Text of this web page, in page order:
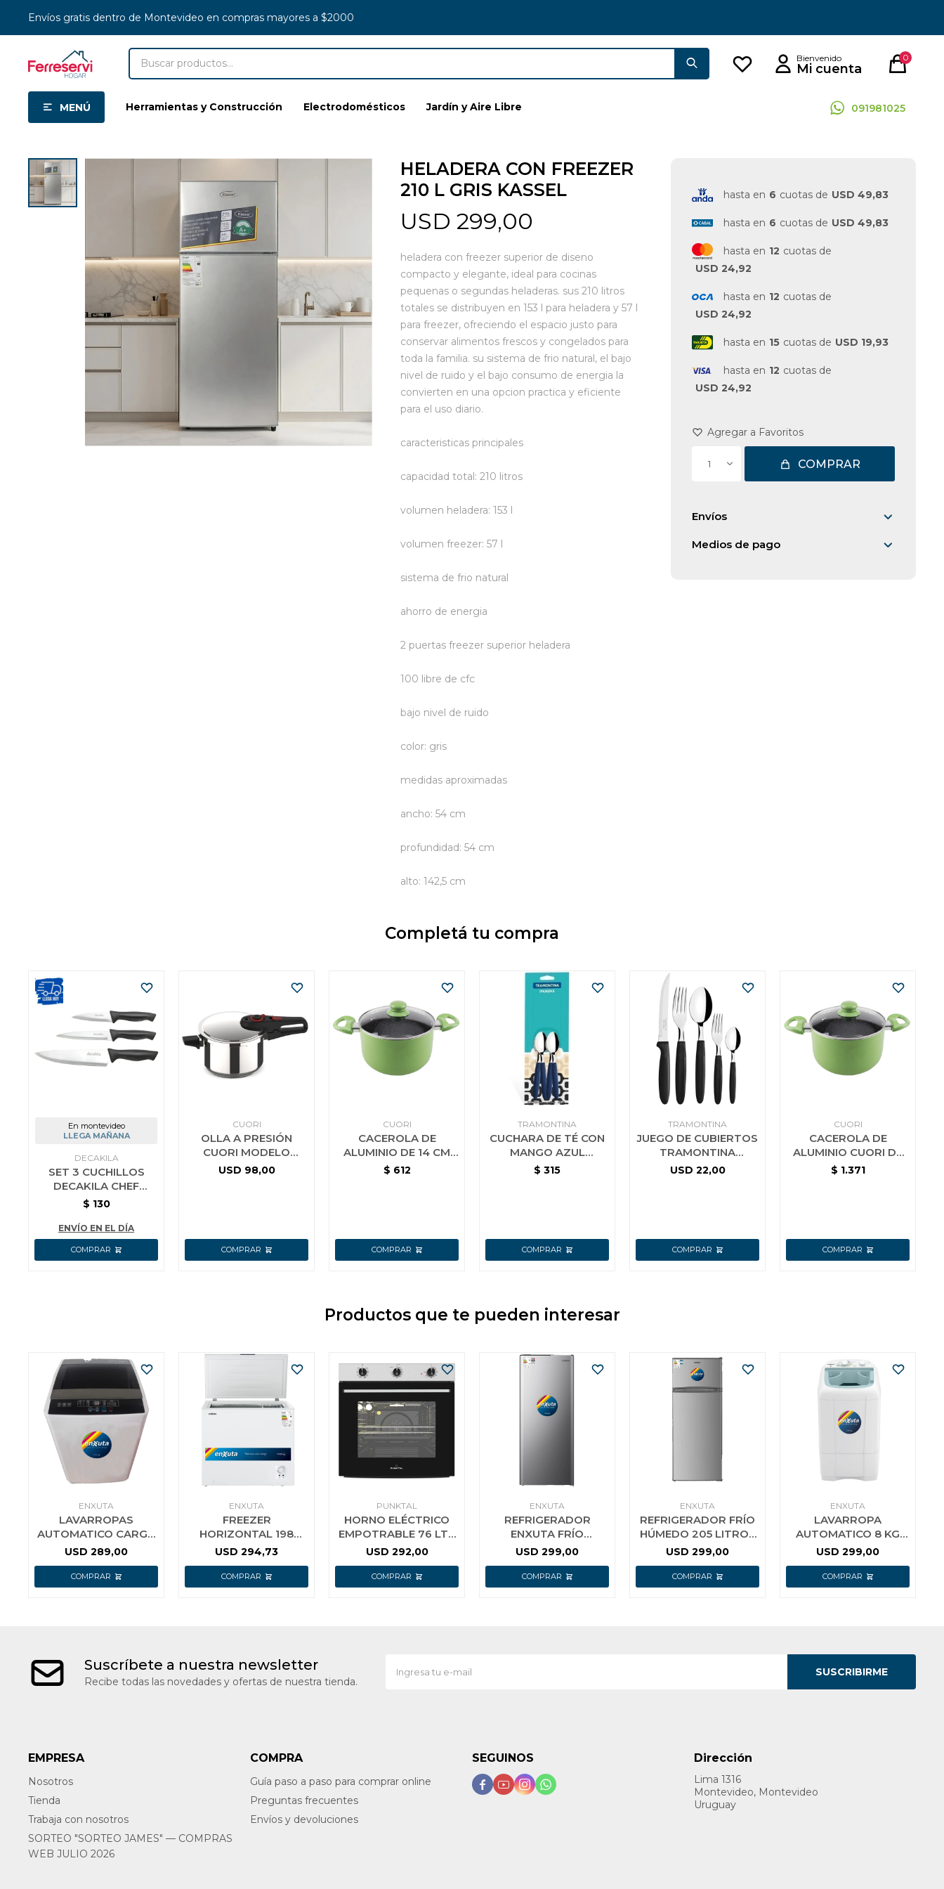
MENÚ Herramientas y Construcción Electrodomésticos Jardín y Aire Libre 091981025
0
Envíos gratis dentro de Montevideo en compras mayores a $2000
HELADERA CON FREEZER
210 L GRIS KASSEL
USD 299,00
heladera con freezer superior de diseno
compacto y elegante, ideal para cocinas
pequenas o segundas heladeras. sus 210 litros
totales se distribuyen en 153 l para heladera y 57 l
para freezer, ofreciendo el espacio justo para
conservar alimentos frescos y congelados para
toda la familia. su sistema de frio natural, el bajo
nivel de ruido y el bajo consumo de energia la
convierten en una opcion practica y eficiente
para el uso diario.
caracteristicas principales
capacidad total: 210 litros
volumen heladera: 153 l
volumen freezer: 57 l
sistema de frio natural
ahorro de energia
2 puertas freezer superior heladera
100 libre de cfc
bajo nivel de ruido
color: gris
medidas aproximadas
ancho: 54 cm
profundidad: 54 cm
alto: 142,5 cm
hasta en 6 cuotas de USD 49,83
hasta en 6 cuotas de USD 49,83
hasta en 12 cuotas de
USD 24,92
hasta en 12 cuotas de
USD 24,92
hasta en 15 cuotas de USD 19,93
hasta en 12 cuotas de
USD 24,92
1 COMPRAR
Envíos
Medios de pago
Completá tu compra
En montevideo
LLEGA MAÑANA
DECAKILA
SET 3 CUCHILLOS
DECAKILA CHEF
COCINA MANGO
$ 130
ENVÍO EN EL DÍA
CUORI
OLLA A PRESIÓN
CUORI MODELO
RAPID-7
USD 98,00
CUORI
CACEROLA DE
ALUMINIO DE 14 CM
CON INTERIOR
$ 612
TRAMONTINA
CUCHARA DE TÉ CON
MANGO AZUL
TRAMONTINA
$ 315
TRAMONTINA
JUEGO DE CUBIERTOS
TRAMONTINA
IPANEMA 30 PZAS
USD 22,00
CUORI
CACEROLA DE
ALUMINIO CUORI DE
24 CM CON INTERIOR
$ 1.371
Productos que te pueden interesar
ENXUTA
LAVARROPAS
AUTOMATICO CARGA
SUPERIOR 7 KG
USD 289,00
ENXUTA
FREEZER
HORIZONTAL 198
LITROS ENXUTA
USD 294,73
PUNKTAL
HORNO ELÉCTRICO
EMPOTRABLE 76 LTS
PUKTAL
USD 292,00
ENXUTA
REFRIGERADOR
ENXUTA FRÍO
HÚMEDO 177 LITROS
USD 299,00
ENXUTA
REFRIGERADOR FRÍO
HÚMEDO 205 LITROS
SILVER ENXUTA
USD 299,00
ENXUTA
LAVARROPA
AUTOMATICO 8 KG
SUPERIOR BOMBA
USD 299,00
Suscríbete a nuestra newsletter
Recibe todas las novedades y ofertas de nuestra tienda.
SUSCRIBIRME
EMPRESA
Nosotros
Tienda
Trabaja con nosotros
SORTEO "SORTEO JAMES" — COMPRAS
WEB JULIO 2026
COMPRA
Guía paso a paso para comprar online
Preguntas frecuentes
Envíos y devoluciones
Dirección
Lima 1316
Montevideo, Montevideo
Uruguay
SEGUINOS
   